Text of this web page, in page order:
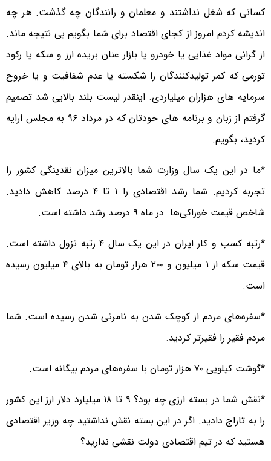
کسانی که شغل نداشتند و معلمان و رانندگان چه گذشت. هر چه
اندیشه کردم امروز از کجای اقتصاد برای شما بگویم بی نتیجه ماند.
از گرانی مواد غذایی یا خودرو یا بازار عنان بریده ارز و سکه یا رکود
تورمی که کمر تولیدکنندگان را شکسته یا عدم شفافیت و یا خروج
سرمایه های هزاران میلیاردی. اینقدر لیست بلند بالایی شد تصمیم
گرفتم از زبان و برنامه های خودتان که در مرداد ۹۶ به مجلس ارایه
کردید، بگویم.
*ما در این یک سال وزارت شما بالاترین میزان نقدینگی کشور را
تجربه کردیم. شما رشد اقتصادی را ۱ تا ۴ درصد کاهش دادید.
شاخص قیمت خوراکی‌ها در ماه ۹ درصد رشد داشته است.
*رتبه کسب و کار ایران در این یک سال ۴ رتبه نزول داشته است.
قیمت سکه از ۱ میلیون و ۲۰۰ هزار تومان به بالای ۴ میلیون رسیده
است.
*سفره‌های مردم از کوچک شدن به نامرئی شدن رسیده است. شما
مردم فقیر را فقیرتر کردید.
*گوشت کیلویی ۷۰ هزار تومان با سفره‌های مردم بیگانه است.
*نقش شما در بسته ارزی چه بود؟ ۹ تا ۱۸ میلیارد دلار ارز این کشور
را به تاراج دادید. اگر در این بسته نقش نداشتید چه وزیر اقتصادی
هستید که در تیم اقتصادی دولت نقشی ندارید؟